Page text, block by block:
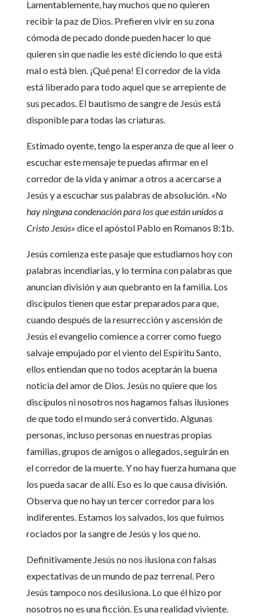
Lamentablemente, hay muchos que no quieren
recibir la paz de Dios. Prefieren vivir en su zona
cómoda de pecado donde pueden hacer lo que
quieren sin que nadie les esté diciendo lo que está
mal o está bien. ¡Qué pena! El corredor de la vida
está liberado para todo aquel que se arrepiente de
sus pecados. El bautismo de sangre de Jesús está
disponible para todas las criaturas.
Estimado oyente, tengo la esperanza de que al leer o
escuchar este mensaje te puedas afirmar en el
corredor de la vida y animar a otros a acercarse a
Jesús y a escuchar sus palabras de absolución. «No
hay ninguna condenación para los que están unidos a
Cristo Jesús» dice el apóstol Pablo en Romanos 8:1b.
Jesús comienza este pasaje que estudiamos hoy con
palabras incendiarias, y lo termina con palabras que
anuncian división y aun quebranto en la familia. Los
discípulos tienen que estar preparados para que,
cuando después de la resurrección y ascensión de
Jesús el evangelio comience a correr como fuego
salvaje empujado por el viento del Espíritu Santo,
ellos entiendan que no todos aceptarán la buena
noticia del amor de Dios. Jesús no quiere que los
discípulos ni nosotros nos hagamos falsas ilusiones
de que todo el mundo será convertido. Algunas
personas, incluso personas en nuestras propias
familias, grupos de amigos o allegados, seguirán en
el corredor de la muerte. Y no hay fuerza humana que
los pueda sacar de allí. Eso es lo que causa división.
Observa que no hay un tercer corredor para los
indiferentes. Estamos los salvados, los que fuimos
rociados por la sangre de Jesús y los que no.
Definitivamente Jesús no nos ilusiona con falsas
expectativas de un mundo de paz terrenal. Pero
Jesús tampoco nos desilusiona. Lo que él hizo por
nosotros no es una ficción. Es una realidad viviente.